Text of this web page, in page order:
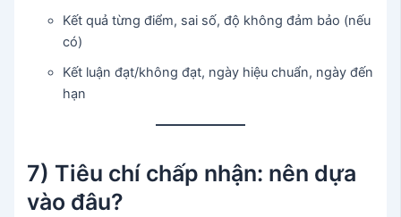
Kết quả từng điểm, sai số, độ không đảm bảo (nếu
có)
Kết luận đạt/không đạt, ngày hiệu chuẩn, ngày đến
hạn
7) Tiêu chí chấp nhận: nên dựa
vào đâu?